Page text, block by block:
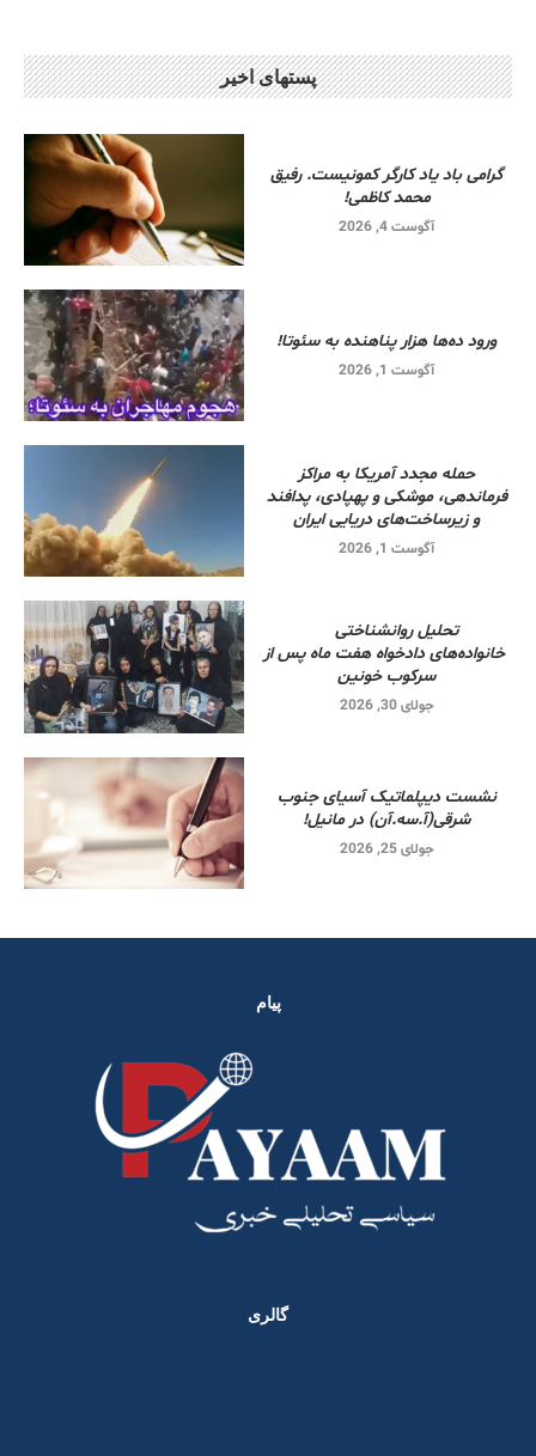
پستهای اخیر
گرامی باد یاد کارگر کمونیست. رفیق
محمد کاظمی!
آگوست 4, 2026
ورود ده‌ها هزار پناهنده به سئوتا!
آگوست 1, 2026
حمله مجدد آمریکا به مراکز
فرماندهی، موشکی و پهپادی، پدافند
و زیرساخت‌های دریایی ایران
آگوست 1, 2026
تحلیل روانشناختی
خانواده‌های دادخواه هفت ماه پس از
سرکوب خونین
جولای 30, 2026
نشست دیپلماتیک آسیای جنوب
شرقی‌(آ.سه.آن) در مانیل!
جولای 25, 2026
پیام
گالری